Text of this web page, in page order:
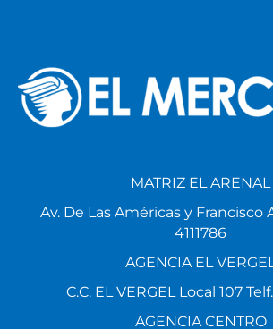
MATRIZ EL ARENAL
Av. De Las Américas y Francisco
4111786
AGENCIA EL
C.C. EL VERGEL Local 107
AGENCIA CENTRO